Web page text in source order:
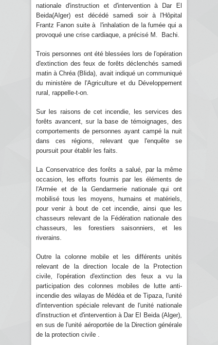
nationale d'instruction et d'intervention à Dar El
Beida(Alger) est décédé samedi soir à l'Hôpital
Frantz Fanon suite à l'inhalation de la fumée qui a
provoqué une crise cardiaque, a précisé M. Bachi.
Trois personnes ont été blessées lors de l'opération
d'extinction des feux de forêts déclenchés samedi
matin à Chréa (Blida), avait indiqué un communiqué
du ministère de l'Agriculture et du Développement
rural, rappelle-t-on.
Sur les raisons de cet incendie, les services des
forêts avancent, sur la base de témoignages, des
comportements de personnes ayant campé la nuit
dans ces régions, relevant que l'enquête se
poursuit pour établir les faits.
La Conservatrice des forêts a salué, par la même
occasion, les efforts fournis par les éléments de
l'Armée et de la Gendarmerie nationale qui ont
mobilisé tous les moyens, humains et matériels,
pour venir à bout de cet incendie, ainsi que les
chasseurs relevant de la Fédération nationale des
chasseurs, les forestiers saisonniers, et les
riverains.
Outre la colonne mobile et les différents unités
relevant de la direction locale de la Protection
civile, l'opération d'extinction des feux a vu la
participation des colonnes mobiles de lutte anti-
incendie des wilayas de Médéa et de Tipaza, l'unité
d'intervention spéciale relevant de l'unité nationale
d'instruction et d'intervention à Dar El Beida (Alger),
en sus de l'unité aéroportée de la Direction générale
de la protection civile .